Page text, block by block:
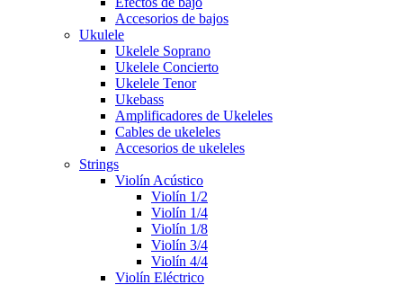
Accesorios de bajos
Ukulele
Ukelele Soprano
Ukelele Concierto
Ukelele Tenor
Ukebass
Amplificadores de Ukeleles
Cables de ukeleles
Accesorios de ukeleles
Strings
Violín Acústico
Violín 1/2
Violín 1/4
Violín 1/8
Violín 3/4
Violín 4/4
Violín Eléctrico